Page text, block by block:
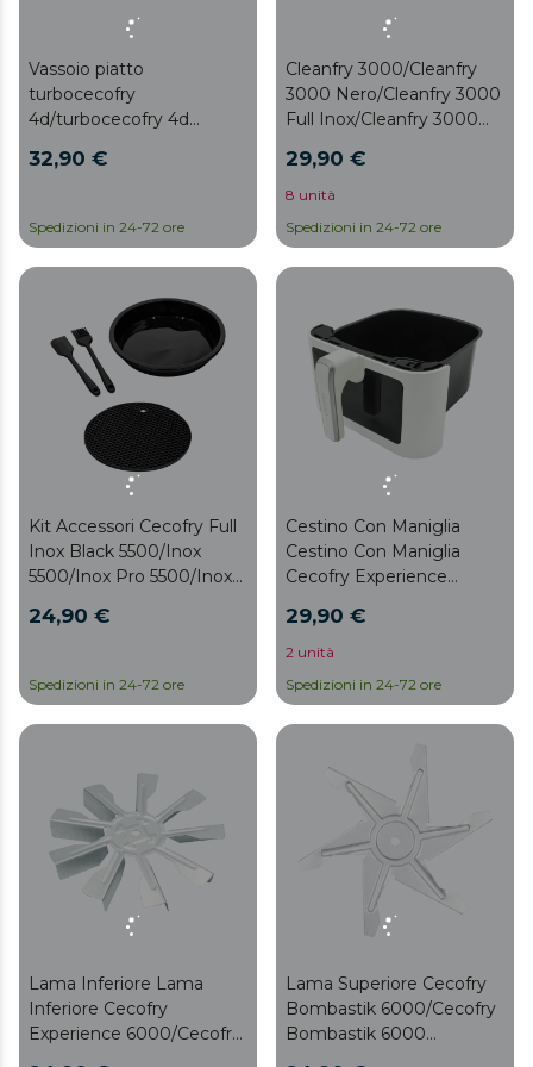
Vassoio piatto
turbocecofry
4d/turbocecofry 4d
turbocecofry
healthy
32,90 €
Spedizioni in 24-72 ore
Cleanfry 3000/Cleanfry
3000 Nero/Cleanfry 3000
Full Inox/Cleanfry 3000
29,90 €
8 unità
Spedizioni in 24-72 ore
Kit Accessori Cecofry Full
Inox Black 5500/Inox
5500/Inox Pro 5500/Inox
Connected/Inox Black
Accessori
24,90 €
Spedizioni in 24-72 ore
Cestino Con Maniglia
Cestino Con Maniglia
Cecofry Experience
29,90 €
2 unità
Spedizioni in 24-72 ore
Lama Inferiore Lama
Inferiore Cecofry
Experience 6000/Cecofry
Lama Superiore Cecofry
Bombastik 6000/Cecofry
Bombastik 6000